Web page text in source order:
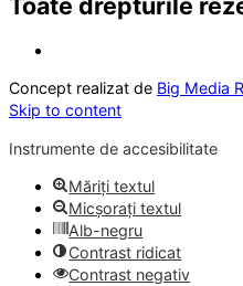
Toate drepturile
Concept realizat de Big Media
Skip to content
Instrumente de accesibilitate
Măriți textul
Micșorați textul
Alb-negru
Contrast ridicat
Contrast negativ